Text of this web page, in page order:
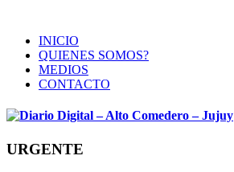
INICIO
QUIENES SOMOS?
MEDIOS
CONTACTO
URGENTE